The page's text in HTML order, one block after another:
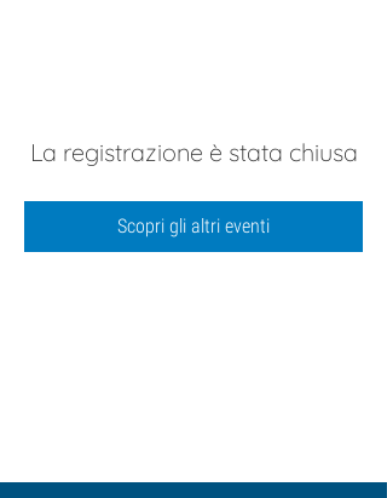
La registrazione è stata chiusa
Scopri gli altri eventi